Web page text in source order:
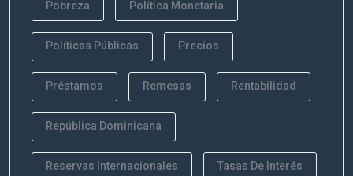
Pobreza Política Monetaria
Políticas Públicas Precios
Préstamos Remesas Rentabilidad
República Dominicana
Reservas Internacionales Tasas De Interés